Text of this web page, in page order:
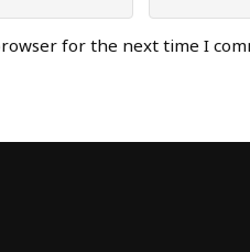
for the next time I